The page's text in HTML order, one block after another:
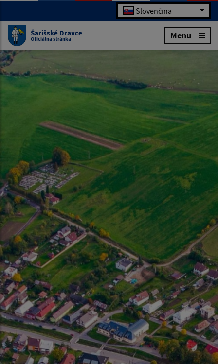
Slovenčina
Šarišské Dravce
Oficiálna stránka Menu